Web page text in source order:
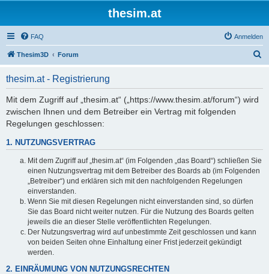
thesim.at
FAQ Anmelden
Thesim3D Forum
thesim.at - Registrierung
Mit dem Zugriff auf „thesim.at“ („https://www.thesim.at/forum“) wird
zwischen Ihnen und dem Betreiber ein Vertrag mit folgenden
Regelungen geschlossen:
1. NUTZUNGSVERTRAG
Mit dem Zugriff auf „thesim.at“ (im Folgenden „das Board“) schließen Sie
einen Nutzungsvertrag mit dem Betreiber des Boards ab (im Folgenden
„Betreiber“) und erklären sich mit den nachfolgenden Regelungen
einverstanden.
Wenn Sie mit diesen Regelungen nicht einverstanden sind, so dürfen
Sie das Board nicht weiter nutzen. Für die Nutzung des Boards gelten
jeweils die an dieser Stelle veröffentlichten Regelungen.
Der Nutzungsvertrag wird auf unbestimmte Zeit geschlossen und kann
von beiden Seiten ohne Einhaltung einer Frist jederzeit gekündigt
werden.
2. EINRÄUMUNG VON NUTZUNGSRECHTEN